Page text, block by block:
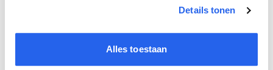
Details tonen
Alles toestaan
Wervingstarief berekenen